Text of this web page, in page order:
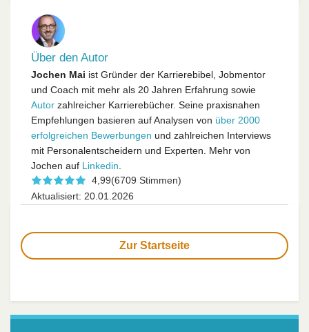
Über den Autor
Jochen Mai ist Gründer der Karrierebibel, Jobmentor
und Coach mit mehr als 20 Jahren Erfahrung sowie
Autor zahlreicher Karrierebücher. Seine praxisnahen
Empfehlungen basieren auf Analysen von über 2000
erfolgreichen Bewerbungen und zahlreichen Interviews
mit Personalentscheidern und Experten. Mehr von
Jochen auf Linkedin.
4,99(6709 Stimmen)
Aktualisiert: 20.01.2026
Zur Startseite